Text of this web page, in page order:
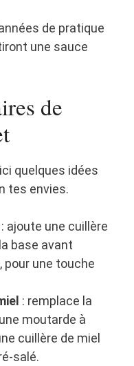
de pratique
une sauce
de
quelques idées
tes envies.
: ajoute une cuillère
base avant
pour une touche
: remplace la
moutarde à
cuillère de miel
salé.